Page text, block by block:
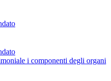
i componenti degli organi